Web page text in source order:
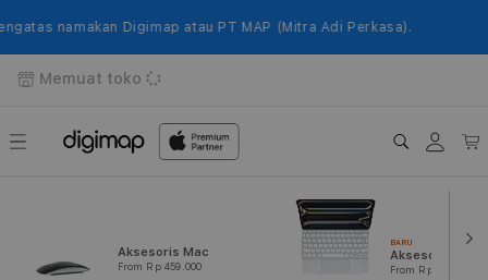
kenamakan Digimap atau PT MAP (Mitra Adi Perkasa).
Memuat toko
Login
Aksesoris Mac
From Rp 459.000
BARU
Aksesoris iPad
From Rp 239.000